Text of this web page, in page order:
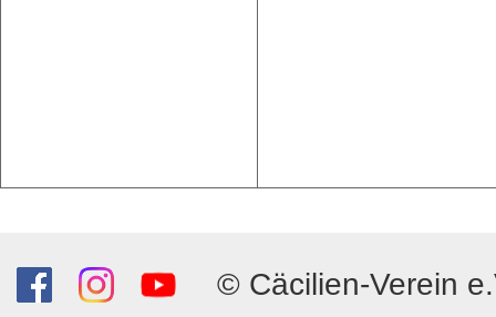
© Cäcilien-Verein